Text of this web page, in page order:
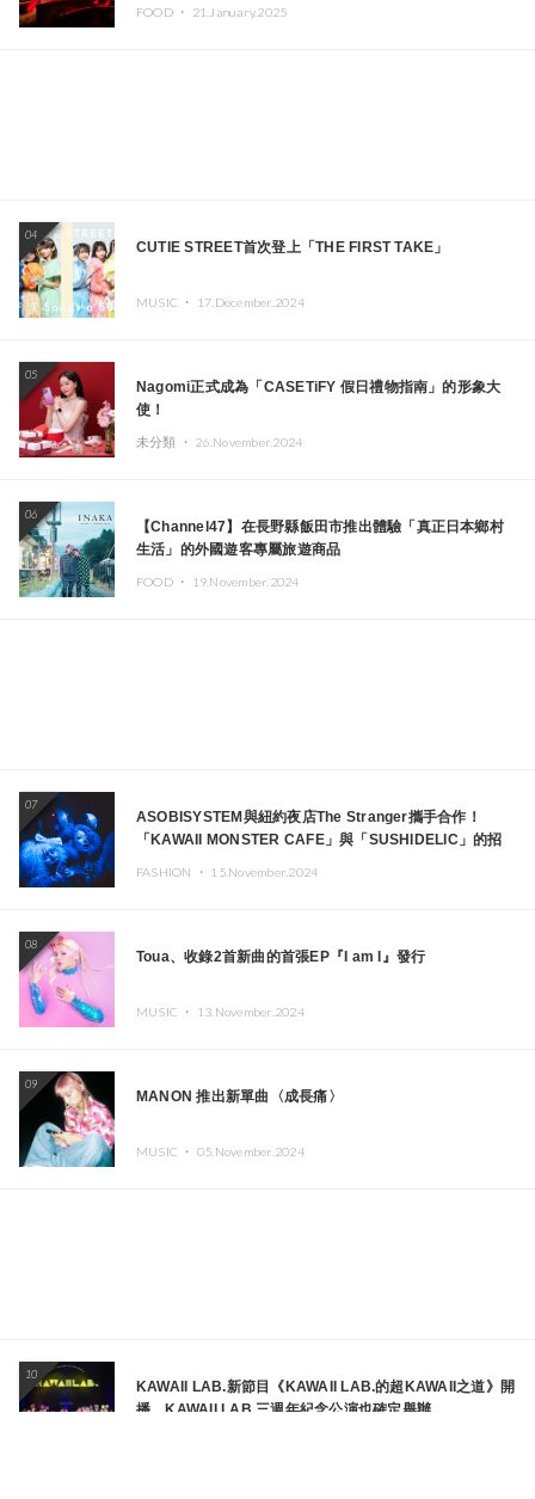
FOOD ・ 21.January.2025
04
CUTIE STREET首次登上「THE FIRST TAKE」
MUSIC ・ 17.December.2024
05
Nagomi正式成為「CASETiFY 假日禮物指南」的形象大
使！
未分類 ・ 26.November.2024
06
【Channel47】在長野縣飯田市推出體驗「真正日本鄉村
生活」的外國遊客專屬旅遊商品
FOOD ・ 19.November.2024
07
ASOBISYSTEM與紐約夜店The Stranger攜手合作！
「KAWAII MONSTER CAFE」與「SUSHIDELIC」的招
FASHION ・ 15.November.2024
08
Toua、收錄2首新曲的首張EP『I am I』發行
MUSIC ・ 13.November.2024
09
MANON 推出新單曲〈成長痛〉
MUSIC ・ 05.November.2024
10
KAWAII LAB.新節目《KAWAII LAB.的超KAWAII之道》開
播，KAWAII LAB.三週年紀念公演也確定舉辦